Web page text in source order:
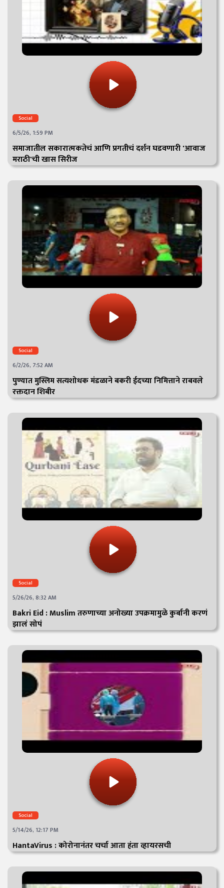
Social
6/5/26, 1:59 PM
समाजातील सकारात्मकतेचं आणि प्रगतीचं दर्शन घडवणारी 'आवाज
मराठी'ची खास सिरीज
Social
6/2/26, 7:52 AM
पुण्यात मुस्लिम सत्यशोधक मंडळाने बकरी ईदच्या निमित्ताने राबवले
रक्तदान शिबीर
Social
5/26/26, 8:32 AM
Bakri Eid : Muslim तरुणाच्या अनोख्या उपक्रमामुळे कुर्बानी करणं
झालं सोपं
Social
5/14/26, 12:17 PM
HantaVirus : कोरोनानंतर चर्चा आता हंता व्हायरसची